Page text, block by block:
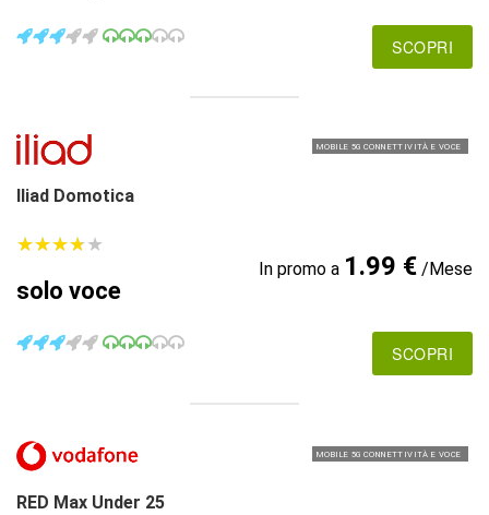
SCOPRI
MOBILE 5G CONNETTIVITÀ E VOCE
Iliad Domotica
★★★★★
★★★★★
solo voce
In promo a 1.99 €/Mese
SCOPRI
MOBILE 5G CONNETTIVITÀ E VOCE
RED Max Under 25